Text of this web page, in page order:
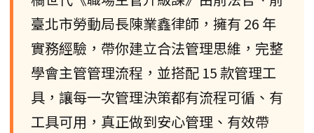
臺北市勞動局長陳業鑫律師，擁有 26 年
實務經驗，帶你建立合法管理思維，完整
學會主管管理流程，並搭配 15 款管理工
具，讓每一次管理決策都有流程可循、有
工具可用，真正做到安心管理、有效帶